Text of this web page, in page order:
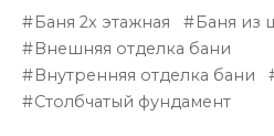
Баня 2х этажная
Баня из
Внешняя отделка бани
Внутренняя отделка бани
Столбчатый фундамент